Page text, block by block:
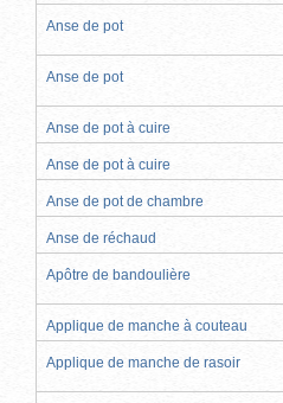
Anse de pot
Anse de pot
Anse de pot à cuire
Anse de pot à cuire
Anse de pot de chambre
Anse de réchaud
Apôtre de bandoulière
Applique de manche à couteau
Applique de manche de rasoir